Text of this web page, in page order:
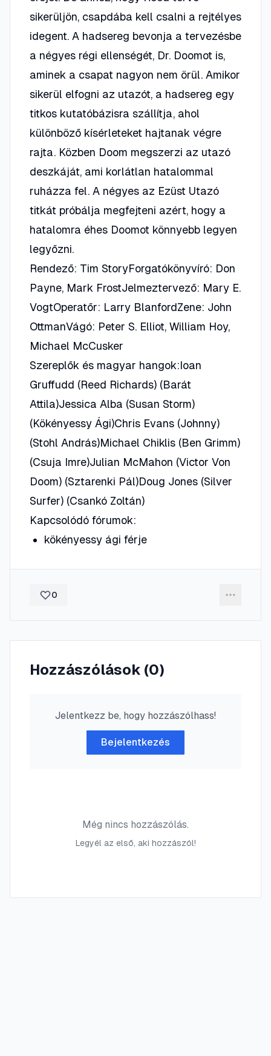
sikerüljön, csapdába kell csalni a rejtélyes
idegent. A hadsereg bevonja a tervezésbe
a négyes régi ellenségét, Dr. Doomot is,
aminek a csapat nagyon nem örül. Amikor
sikerül elfogni az utazót, a hadsereg egy
titkos kutatóbázisra szállítja, ahol
különböző kísérleteket hajtanak végre
rajta. Közben Doom megszerzi az utazó
deszkáját, ami korlátlan hatalommal
ruházza fel. A négyes az Ezüst Utazó
titkát próbálja megfejteni azért, hogy a
hatalomra éhes Doomot könnyebb legyen
legyőzni.
Rendező: Tim StoryForgatókönyvíró: Don
Payne, Mark FrostJelmeztervező: Mary E.
VogtOperatőr: Larry BlanfordZene: John
OttmanVágó: Peter S. Elliot, William Hoy,
Michael McCusker
Szereplők és magyar hangok:Ioan
Gruffudd (Reed Richards) (Barát
Attila)Jessica Alba (Susan Storm)
(Kökényessy Ági)Chris Evans (Johnny)
(Stohl András)Michael Chiklis (Ben Grimm)
(Csuja Imre)Julian McMahon (Victor Von
Doom) (Sztarenki Pál)Doug Jones (Silver
Surfer) (Csankó Zoltán)
Kapcsolódó fórumok:
kökényessy ági férje
0
Hozzászólások (0)
Jelentkezz be, hogy hozzászólhass!
Bejelentkezés
Még nincs hozzászólás.
Legyél az első, aki hozzászól!